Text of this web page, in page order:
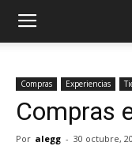
Compras Experiencias
Compras
Por alegg - 30 octubre,